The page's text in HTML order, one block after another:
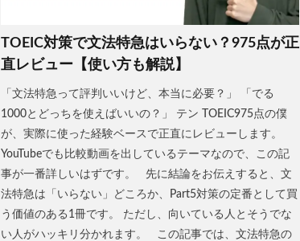
TOEIC対策で文法特急はいらない？975点が正
直レビュー【使い方も解説】
「文法特急って評判いいけど、本当に必要？」 「でる
1000とどっちを使えばいいの？」 テン TOEIC975点の僕
が、実際に使った経験ベースで正直にレビューします。
YouTubeでも比較動画を出しているテーマなので、この記
事が一番詳しいはずです。 先に結論をお伝えすると、文
法特急は「いらない」どころか、Part5対策の定番として買
う価値のある1冊です。 ただし、向いている人とそうでな
い人がハッキリ分かれます。 この記事では、文法特急の